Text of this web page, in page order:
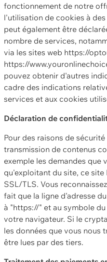
fonctionnement de notre
l'utilisation de cookies à
peut également être
nombre de services,
via les sites web https://
https://
pouvez obtenir d'autres
cadre des indications
services et aux cookies
Déclaration de
Pour des raisons de
transmission de contenus
exemple les demandes que
qu'exploitant du site, ce
SSL/TLS. Vous
fait que la ligne d'adresse
à "https://" et au symbole
votre navigateur. Si le
les données que vous nous
être lues par des tiers.